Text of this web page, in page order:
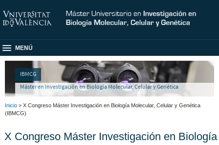
MENÚ
IBMCG
Máster en Investigación en Biología Molecular, Celular y Genética
Inicio > X Congreso Máster Investigación en Biología Molecular, Celular y Genética
(IBMCG)
X Congreso Máster Investigación en Biología